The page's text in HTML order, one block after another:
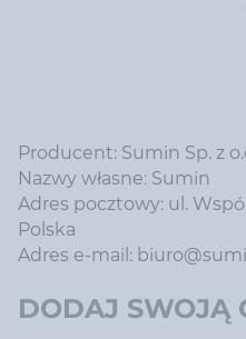
Producent: Sumin Sp. z
Nazwy własne: Sumin
Adres pocztowy: ul.
Polska
Adres e-mail:
DODAJ SWOJĄ